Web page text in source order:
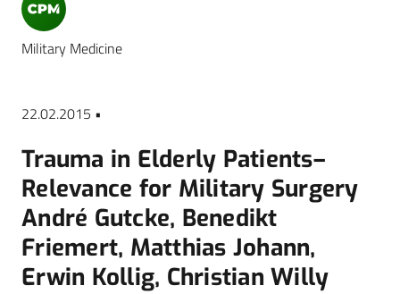
Military Medicine
22.02.2015 •
Trauma in Elderly Patients–
Relevance for Military Surgery
André Gutcke, Benedikt
Friemert, Matthias Johann,
Erwin Kollig, Christian Willy